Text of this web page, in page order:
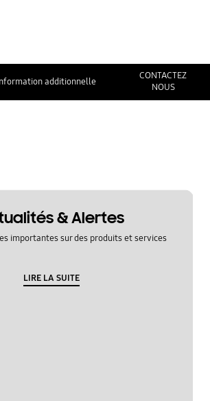
additionnelle
CONTACTEZ
NOUS
& Alertes
importantes sur des produits et services
LIRE LA SUITE